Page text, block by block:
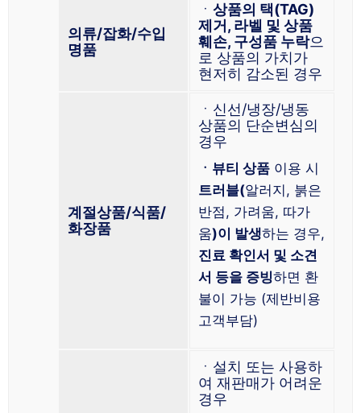
의류/잡화/수입
명품
ㆍ 상품의 택(TAG)
제거, 라벨 및 상품
훼손, 구성품 누락으
로 상품의 가치가
현저히 감소된 경우
계절상품/식품/
화장품
ㆍ신선/냉장/냉동
상품의 단순변심의
경우
ㆍ뷰티 상품 이용 시
트러블(알러지, 붉은
반점, 가려움, 따가
움)이 발생하는 경우,
진료 확인서 및 소견
서 등을 증빙하면 환
불이 가능 (제반비용
고객부담)
ㆍ설치 또는 사용하
여 재판매가 어려운
경우